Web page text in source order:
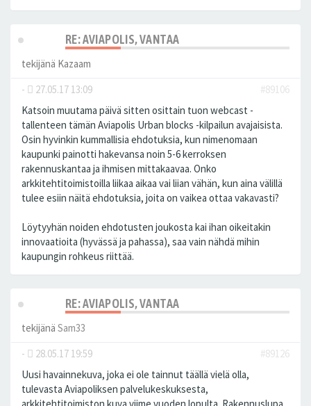
RE: AVIAPOLIS, VANTAA
tekijänä Kazaam
-
27.05.17 13:09
#89106
Katsoin muutama päivä sitten osittain tuon webcast -
tallenteen tämän Aviapolis Urban blocks -kilpailun avajaisista.
Osin hyvinkin kummallisia ehdotuksia, kun nimenomaan
kaupunki painotti hakevansa noin 5-6 kerroksen
rakennuskantaa ja ihmisen mittakaavaa. Onko
arkkitehtitoimistoilla liikaa aikaa vai liian vähän, kun aina välillä
tulee esiin näitä ehdotuksia, joita on vaikea ottaa vakavasti?
Löytyyhän noiden ehdotusten joukosta kai ihan oikeitakin
innovaatioita (hyvässä ja pahassa), saa vain nähdä mihin
kaupungin rohkeus riittää.
RE: AVIAPOLIS, VANTAA
tekijänä Sam33
-
28.05.17 19:59
#89126
Uusi havainnekuva, joka ei ole tainnut täällä vielä olla,
tulevasta Aviapoliksen palvelukeskuksesta,